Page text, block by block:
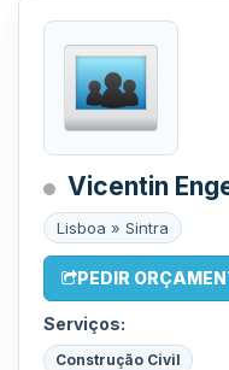
Vicentin
Lisboa » Sintra
PEDIR
Serviços:
Construção Civil